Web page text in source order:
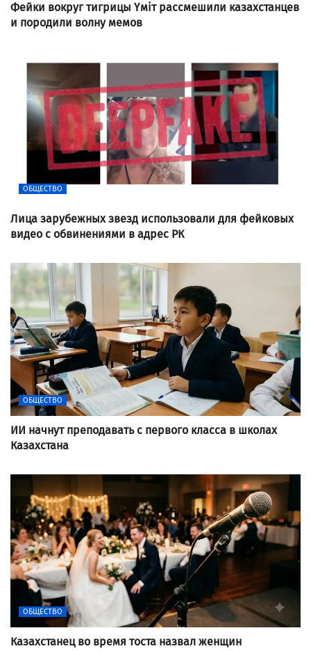
Фейки вокруг тигрицы Үміт рассмешили казахстанцев
и породили волну мемов
ОБЩЕСТВО
Лица зарубежных звезд использовали для фейковых
видео с обвинениями в адрес РК
ОБЩЕСТВО
ИИ начнут преподавать с первого класса в школах
Казахстана
ОБЩЕСТВО
Казахстанец во время тоста назвал женщин